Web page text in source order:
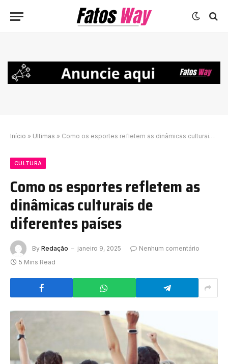
Início » Ultimas » Como os esportes refletem as dinâmicas culturais de diferentes países
CULTURA
Como os esportes refletem as
dinâmicas culturais de
diferentes países
By Redação janeiro 9, 2025
Nenhum comentário
5 Mins Read